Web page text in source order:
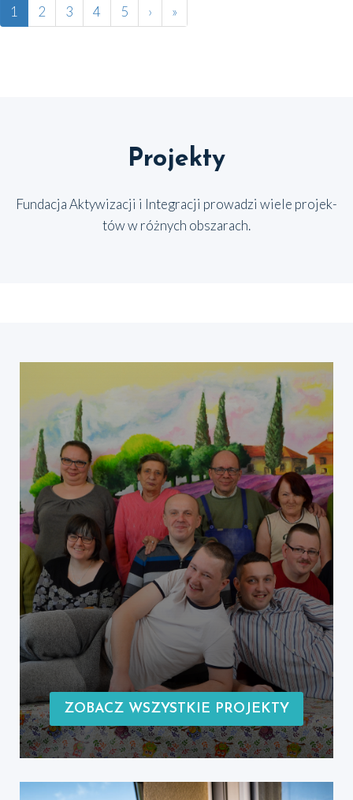
1 2 3 4 5 › »
Projekty
Fun­da­cja Akty­wi­za­cji i Inte­gra­cji pro­wa­dzi wie­le pro­jek­
tów w róż­nych obsza­rach.
ZOBACZ WSZYSTKIE PROJEKTY